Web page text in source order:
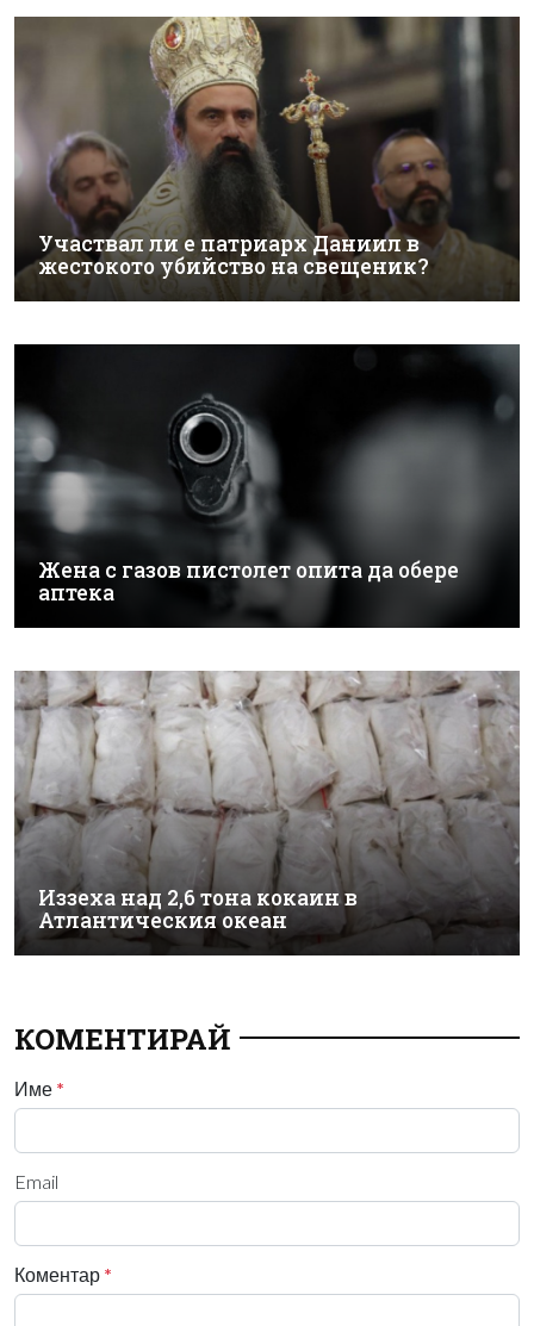
Участвал ли е патриарх Даниил в
жестокото убийство на свещеник?
Жена с газов пистолет опита да обере
аптека
Иззеха над 2,6 тона кокаин в
Атлантическия океан
КОМЕНТИРАЙ
Име *
Email
Коментар *